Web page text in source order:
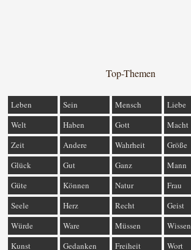
Top-Themen
Leben Sein Mensch
Liebe
Welt
Haben Gott
Macht
Zeit
Andere Wahrheit
Größe
Glück
Gut Ganz
Mann
Güte
Können Natur
Frau
Seele
Herz Recht
Geist
Würde
Ware Müssen
Wissen
Kunst
Gedanken Freiheit
Wort